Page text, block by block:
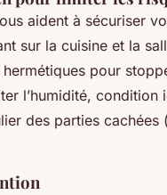
aident à sécuriser
sur la cuisine et la
pour
l’humidité, condition
des parties cachées